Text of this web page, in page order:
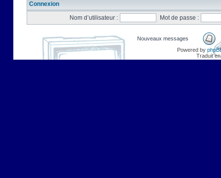
Connexion
Nom d’utilisateur :
Mot de passe :
Nouveaux messages
Powered by
Traduit